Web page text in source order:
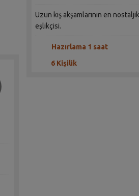
Uzun kış akşamlarının en
eşlikçisi.
Hazırlama 1 saat
6 Kişilik